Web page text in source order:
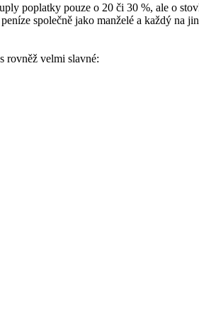
poplatky pouze o 20 či 30 %, ale o
společně jako manželé a každý na
rovněž velmi slavné: